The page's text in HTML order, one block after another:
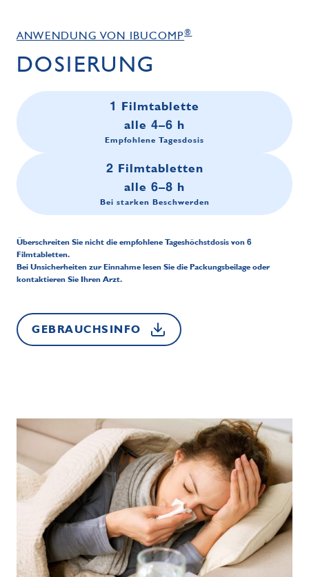
ANWENDUNG VON IBUCOMP®
DOSIERUNG
1 Filmtablette
alle 4–6 h
Empfohlene Tagesdosis
2 Filmtabletten
alle 6–8 h
Bei starken Beschwerden
Überschreiten Sie nicht die empfohlene Tageshöchstdosis von 6
Filmtabletten.
Bei Unsicherheiten zur Einnahme lesen Sie die Packungsbeilage oder
kontaktieren Sie Ihren Arzt.
GEBRAUCHSINFO